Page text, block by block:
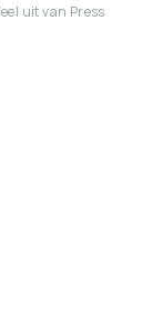
uit van Press